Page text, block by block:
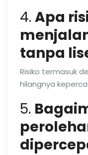
4. Apa
tanpa
Risiko termasuk
hilangnya
5.